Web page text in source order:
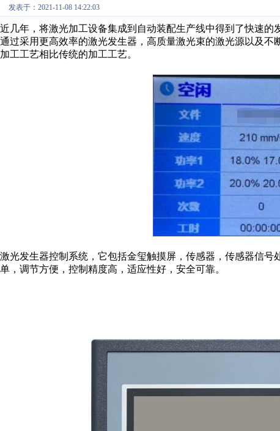
发表于：2021-11-08 14:22:03
近几年，将激光加工设备集成到自动装配生产线中得到了快速的
通过采用更高效率的激光发生器，高质量激光束的激光源以及
加工工艺相比传统的加工工艺。
激光发生器控制系统，它包括金玺触摸屏，传感器，传感器信
单，调节方便，控制精度高，适应性好，安全可靠。